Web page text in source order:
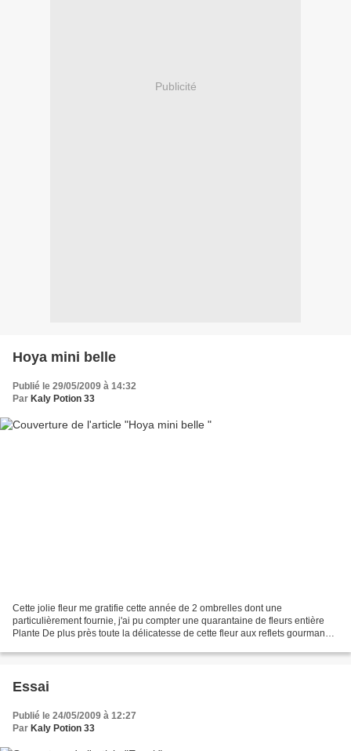
Publicité
Hoya mini belle
Publié le 29/05/2009 à 14:32
Par Kaly Potion 33
Cette jolie fleur me gratifie cette année de 2 ombrelles dont une
particulièrement fournie, j'ai pu compter une quarantaine de fleurs entière
Plante De plus près toute la délicatesse de cette fleur aux reflets gourmands
Essai
Publié le 24/05/2009 à 12:27
Par Kaly Potion 33